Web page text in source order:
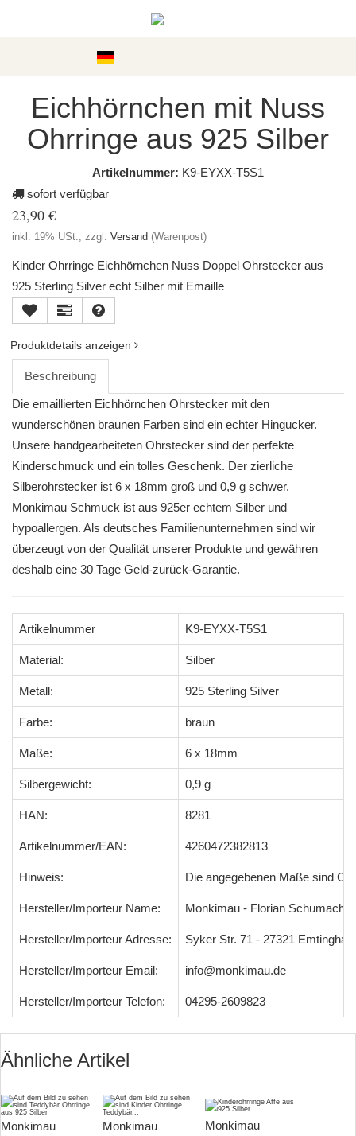
Eichhörnchen mit Nuss
Ohrringe aus 925 Silber
Artikelnummer: K9-EYXX-T5S1
sofort verfügbar
23,90 €
inkl. 19% USt., zzgl. Versand (Warenpost)
Kinder Ohrringe Eichhörnchen Nuss Doppel Ohrstecker aus
925 Sterling Silver echt Silber mit Emaille
Produktdetails anzeigen
Beschreibung
Die emaillierten Eichhörnchen Ohrstecker mit den
wunderschönen braunen Farben sind ein echter Hingucker.
Unsere handgearbeiteten Ohrstecker sind der perfekte
Kinderschmuck und ein tolles Geschenk. Der zierliche
Silberohrstecker ist 6 x 18mm groß und 0,9 g schwer.
Monkimau Schmuck ist aus 925er echtem Silber und
hypoallergen. Als deutsches Familienunternehmen sind wir
überzeugt von der Qualität unserer Produkte und gewähren
deshalb eine 30 Tage Geld-zurück-Garantie.
Artikelnummer K9-EYXX-T5S1
Material: Silber
Metall: 925 Sterling Silver
Farbe: braun
Maße: 6 x 18mm
Silbergewicht: 0,9 g
HAN: 8281
Artikelnummer/EAN: 4260472382813
Hinweis: Die angegebenen Maße sind
Hersteller/Importeur Name: Monkimau - Florian Schumacher
Hersteller/Importeur Adresse: Syker Str. 71 - 27321
Hersteller/Importeur Email: info@monkimau.de
Hersteller/Importeur Telefon: 04295-2609823
Ähnliche Artikel
Monkimau
Monkimau
Monkimau